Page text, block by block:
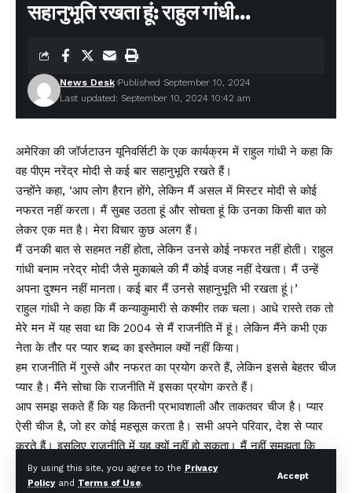
By using this site, you agree to the Privacy
Policyand Terms of Use.
Accept
सहानुभूति रखता हूं: राहुल गांधी…
Last updated: September 10, 2024 10:42 am
News Desk Published September 10, 2024
अमेरिका की जॉर्जटाउन यूनिवर्सिटी के एक कार्यक्रम में राहुल गांधी ने कहा कि
वह पीएम नरेंद्र मोदी से कई बार सहानुभूति रखते हैं।
उन्होंने कहा, ‘आप लोग हैरान होंगे, लेकिन मैं असल में मिस्टर मोदी से कोई
नफरत नहीं करता। मैं सुबह उठता हूं और सोचता हूं कि उनका किसी बात को
लेकर एक मत है। मेरा विचार कुछ अलग हैं।
मैं उनकी बात से सहमत नहीं होता, लेकिन उनसे कोई नफरत नहीं होती। राहुल
गांधी बनाम नरेद्र मोदी जैसे मुकाबले की मैं कोई वजह नहीं देखता। मैं उन्हें
अपना दुश्मन नहीं मानता। कई बार मैं उनसे सहानुभूति भी रखता हूं।’
राहुल गांधी ने कहा कि मैं कन्याकुमारी से कश्मीर तक चला। आधे रास्ते तक तो
मेरे मन में यह सवा था कि 2004 से मैं राजनीति में हूं। लेकिन मैंने कभी एक
नेता के तौर पर प्यार शब्द का इस्तेमाल क्यों नहीं किया।
हम राजनीति में गुस्से और नफरत का प्रयोग करते हैं, लेकिन इससे बेहतर चीज
प्यार है। मैंने सोचा कि राजनीति में इसका प्रयोग करते हैं।
आप समझ सकते हैं कि यह कितनी प्रभावशाली और ताकतवर चीज है। प्यार
ऐसी चीज है, जो हर कोई महसूस करता है। सभी अपने परिवार, देश से प्यार
करते हैं। इसलिए राजनीति में यह क्यों नहीं हो सकता। मैं नहीं समझता कि
सेक्युलरिज्म की परिभाषा पर दोबारा विचार करने की जरूरत है।
इसकी बजाय देश में महात्मा गांधी की भी एक विचारधारा रही है। यह विचारधारा